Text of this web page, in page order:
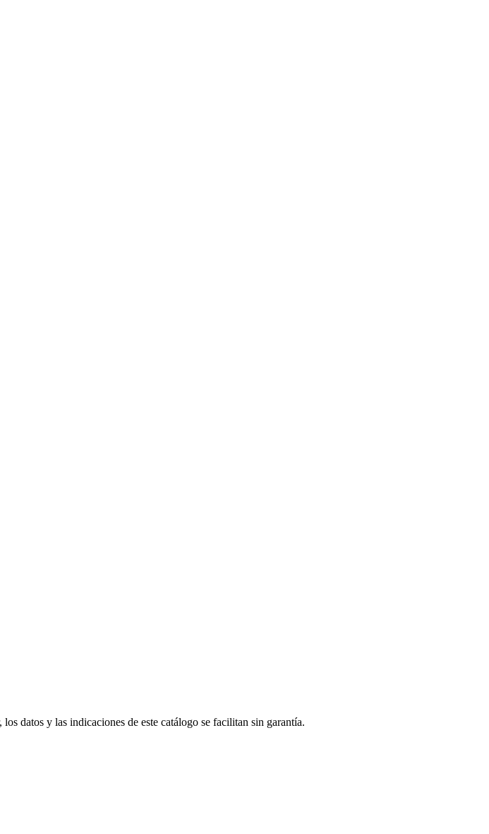
datos y las indicaciones de este catálogo se facilitan sin garantía.